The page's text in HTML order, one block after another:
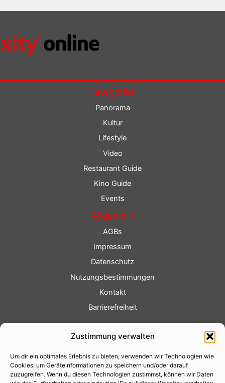
Zustimmung verwalten
Um dir ein optimales Erlebnis zu bieten, verwenden wir Technologien wie
Cookies, um Geräteinformationen zu speichern und/oder darauf
zuzugreifen. Wenn du diesen Technologien zustimmst, können wir Daten
Kategorien
Panorama
Kultur
Lifestyle
Video
Restaurant Guide
Kino Guide
Events
Allgemein
AGBs
Impressum
Datenschutz
Nutzungsbestimmungen
Kontakt
Barrierefreiheit
Fotoservice
Videoservice
Werbung